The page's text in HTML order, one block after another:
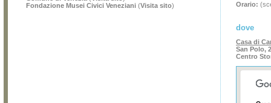
Fondazione Musei Civici Veneziani (Visita sito) Orario:
dove
Casa di
San Polo,
Centro